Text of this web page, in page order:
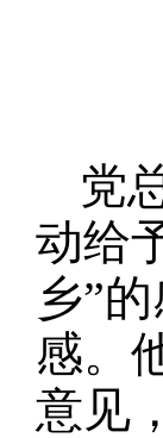
党
动给
乡”
感。
意见